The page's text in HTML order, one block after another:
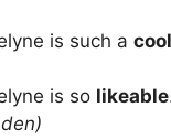
is such a cool
is so likeable